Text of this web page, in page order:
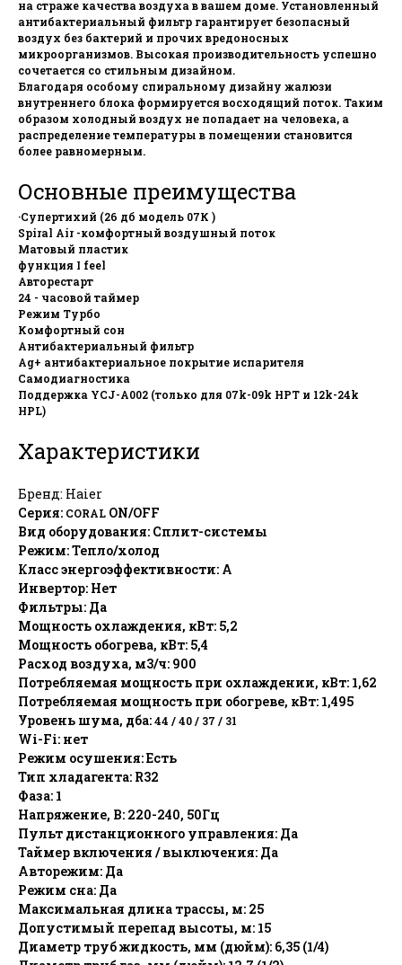
на страже качества воздуха в вашем доме. Установленный
антибактериальный фильтр гарантирует безопасный
воздух без бактерий и прочих вредоносных
микроорганизмов. Высокая производительность успешно
сочетается со стильным дизайном.
Благодаря особому спиральному дизайну жалюзи
внутреннего блока формируется восходящий поток. Таким
образом холодный воздух не попадает на человека, а
распределение температуры в помещении становится
более равномерным.
Основные преимущества
·Супертихий (26 дб модель 07К )
Spiral Air -комфортный воздушный поток
Матовый пластик
функция I feel
Авторестарт
24 - часовой таймер
Режим Турбо
Комфортный сон
Антибактериальный фильтр
Ag+ антибактериальное покрытие испарителя
Самодиагностика
Поддержка YCJ-A002 (только для 07k-09k HPT и 12k-24k
HPL)
Характеристики
Бренд: Haier
Серия: CORAL ON/OFF
Вид оборудования: Сплит-системы
Режим: Тепло/холод
Класс энергоэффективности: А
Инвертор: Нет
Фильтры: Да
Мощность охлаждения, кВт: 5,2
Мощность обогрева, кВт: 5,4
Расход воздуха, м3/ч: 900
Потребляемая мощность при охлаждении, кВт: 1,62
Потребляемая мощность при обогреве, кВт: 1,495
Уровень шума, дба:44 / 40 / 37 / 31
Wi-Fi: нет
Режим осушения: Есть
Тип хладагента: R32
Фаза: 1
Напряжение, В: 220-240, 50Гц
Пульт дистанционного управления: Да
Таймер включения / выключения: Да
Авторежим: Да
Режим сна: Да
Максимальная длина трассы, м: 25
Допустимый перепад высоты, м: 15
Диаметр труб жидкость, мм (дюйм): 6,35 (1/4)